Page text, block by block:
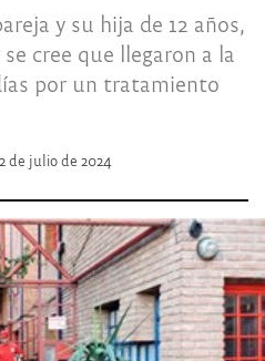
y su hija de 12 años,
cree que llegaron a la
por un tratamiento
de julio de 2024